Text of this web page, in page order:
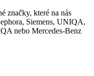
značky, které na nás
Siemens, UNIQA,
nebo Mercedes-Benz